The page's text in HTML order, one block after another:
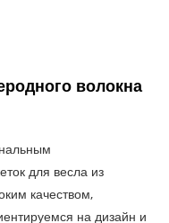
волокна
для весла из
качеством,
на дизайн и